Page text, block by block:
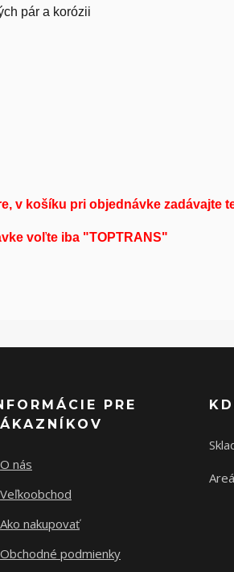
pár a korózii
v košíku pri objednávke zadávajte
voľte iba "TOPTRANS"
PRE
O nás
Veľkoobchod
Ako nakupovať
Obchodné podmienky